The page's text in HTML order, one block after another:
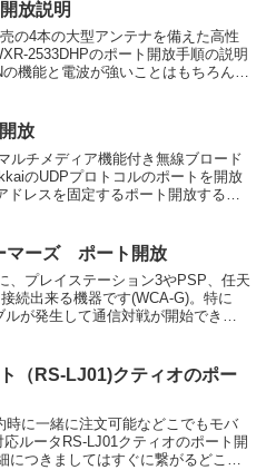
放説明
の4本の大型アンテナを備えた高性
2533DHPのポート開放手順の説明
機能と電波が強いことはもちろんな
放
ルチメディア機能付き無線ブロード
のUDPプロトコルのポートを開放
レスを固定するポート開放するク
マーズ ポート開放
、プレイステーション3やPSP、任天
続出来る機器です(WCA-G)。特に
が発生して通信対戦が開始できな
（RS-LJ01)クティオのポー
時に一緒に注文可能などこでもモバ
ルータRS-LJ01クティオのポート開
につきましてはすぐに繋がるどこで